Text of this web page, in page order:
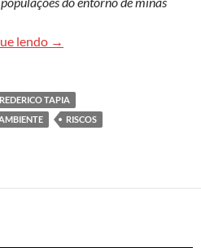
lendo Exploração de terras
→
TAPIA
RISCOS